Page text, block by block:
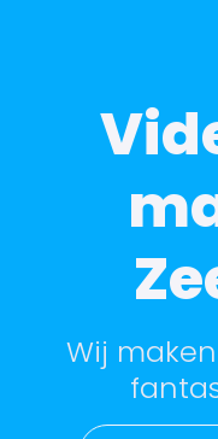
Wij